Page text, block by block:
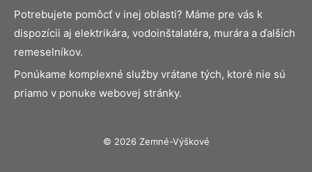
Potrebujete pomôcť v inej oblasti? Máme pre vás k
dispozícii aj elektrikára, vodoinštalatéra, murára a ďalších
remeselníkov.
Ponúkame komplexné služby vrátane tých, ktoré nie sú
priamo v ponuke webovej stránky.
© 2026 Zemné-Výškové